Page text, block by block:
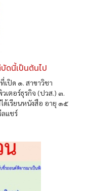
ดนี้เป็นต้นไป
ปิด ๑. สาขาวิชา
เตอร์ธุรกิจ (ปวส.) ๓.
เรียนหนังสือ อายุ ๑๕
แชร์